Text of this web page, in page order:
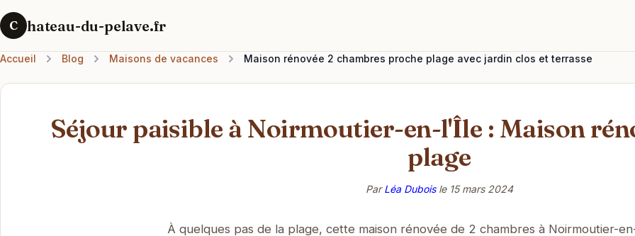
C hateau-du-pelave.fr
Accueil Blog Maisons de vacances Maison rénovée 2 chambres proche plage avec jardin clos et terrasse
Séjour paisible à Noirmoutier-en-l'Île : Maison
plage
ParLéa Duboisle 15 mars 2024
À quelques pas de la plage, cette maison rénovée de 2 chambres à Noirmoutier-